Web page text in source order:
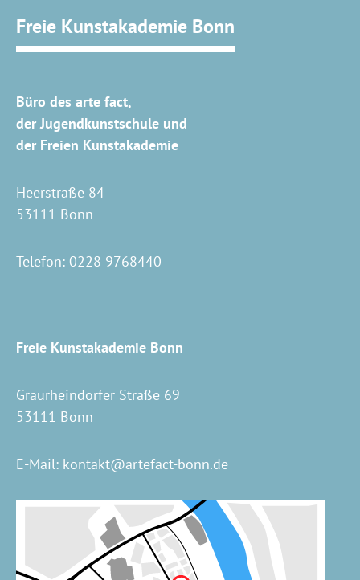
Freie Kunstakademie Bonn
Büro des arte fact,
der Jugendkunstschule und
der Freien Kunstakademie
Heerstraße 84
53111 Bonn
Telefon: 0228 9768440
Freie Kunstakademie Bonn
Graurheindorfer Straße 69
53111 Bonn
E-Mail: kontakt@artefact-bonn.de